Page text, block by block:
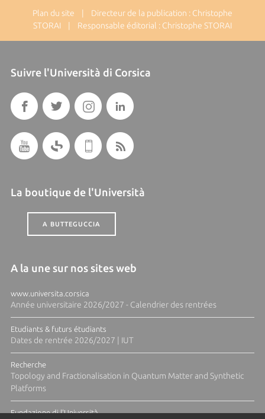
Plan du site | Directeur de la publication : Christophe
STORAI | Responsable éditorial : Christophe STORAI
Suivre l'Università di Corsica
La boutique de l'Università
A BUTTEGUCCIA
A la une sur nos sites web
www.universita.corsica
Année universitaire 2026/2027 - Calendrier des rentrées
Etudiants & futurs étudiants
Dates de rentrée 2026/2027 | IUT
Recherche
Topology and Fractionalisation in Quantum Matter and Synthetic
Platforms
Fundazione di l'Università